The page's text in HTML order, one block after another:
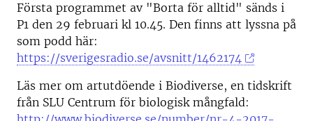
Första programmet av "Borta för alltid" sänds i
P1 den 29 februari kl 10.45. Den finns att lyssna på
som podd här:
https://sverigesradio.se/avsnitt/1462174
Läs mer om artutdöende i Biodiverse, en tidskrift
från SLU Centrum för biologisk mångfald: